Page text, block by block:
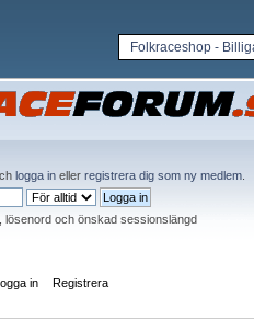
Folkraceshop -
logga in eller registrera dig som ny medlem
lösenord och önskad sessionslängd
in Registrera